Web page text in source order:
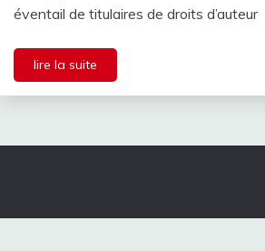
éventail de titulaires de droits d’auteur
lire la suite